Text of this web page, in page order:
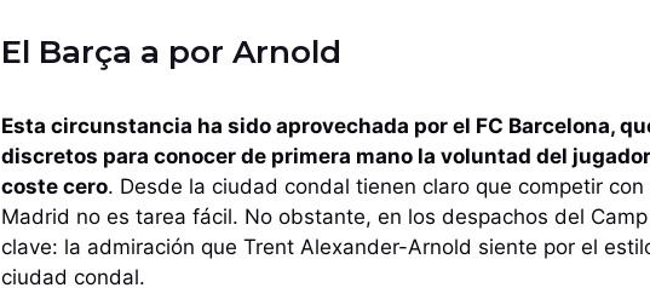
El Barça a por Arnold
Esta circunstancia ha sido aprovechada por el FC Barcelona,
discretos para conocer de primera mano la voluntad del
coste cero. Desde la ciudad condal tienen claro que competir
Madrid no es tarea fácil. No obstante, en los despachos del
clave: la admiración que Trent Alexander-Arnold siente por el
ciudad condal.